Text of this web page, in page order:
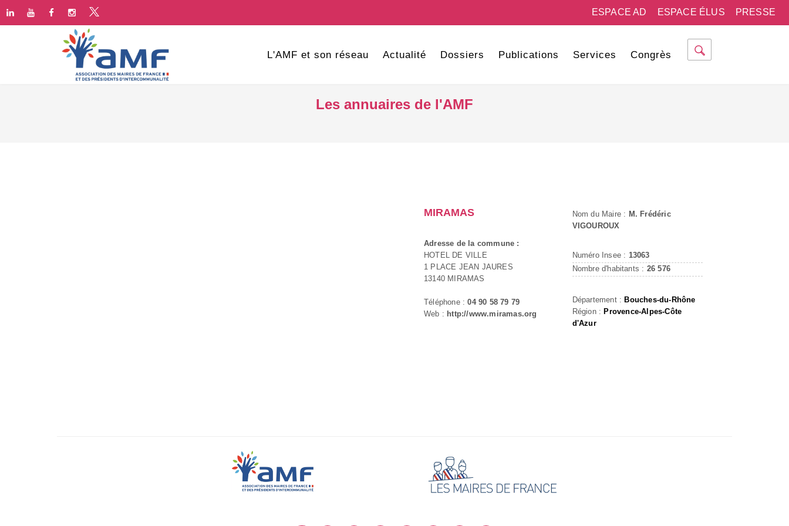
PRESSE
ESPACE ÉLUS
ESPACE AD
L'AMF et son réseau Actualité Dossiers Publications Services Congrès
Les annuaires de l'AMF
MIRAMAS
Adresse de la commune :
HOTEL DE VILLE
1 PLACE JEAN JAURES
13140 MIRAMAS
Téléphone :04 90 58 79 79
Web : http://www.miramas.org
Nom du Maire : M. Frédéric
VIGOUROUX
Numéro Insee : 13063
Nombre d'habitants : 26 576
Département : Bouches-du-Rhône
Région : Provence-Alpes-Côte
d'Azur